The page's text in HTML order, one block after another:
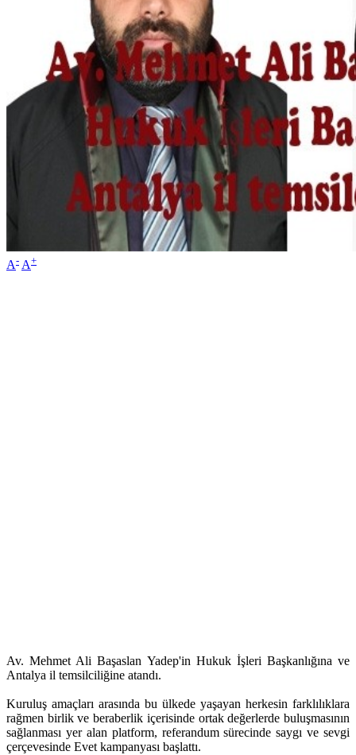
A- A+
Av. Mehmet Ali Başaslan Yadep'in Hukuk İşleri Başkanlığına ve
Antalya il temsilciliğine atandı.
Kuruluş amaçları arasında bu ülkede yaşayan herkesin farklılıklara
rağmen birlik ve beraberlik içerisinde ortak değerlerde buluşmasının
sağlanması yer alan platform, referandum sürecinde saygı ve sevgi
çerçevesinde Evet kampanyası başlattı.